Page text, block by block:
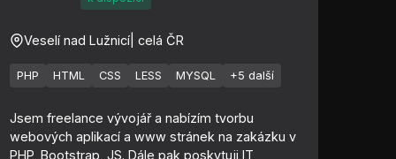
Veselí nad Lužnicí| celá ČR
PHP HTML CSS LESS MYSQL +5 další
Jsem freelance vývojář a nabízím tvorbu
webových aplikací a www stránek na zakázku v
PHP, Bootstrap, JS. Dále pak poskytuji IT